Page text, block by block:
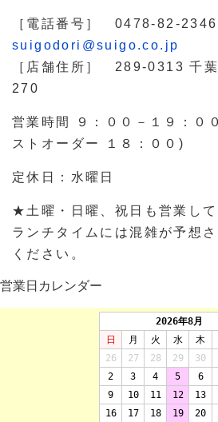
［電話番号］ 0478-82-
suigodori@suigo.co.jp
［店舗住所］ 289-0313 千葉
270
営業時間 ９：００－１９：０
ストオーダー １８：００)
定休日：水曜日
★土曜・日曜、祝日も営業し
ランチタイムには混雑が予想
ください。
営業日カレンダー